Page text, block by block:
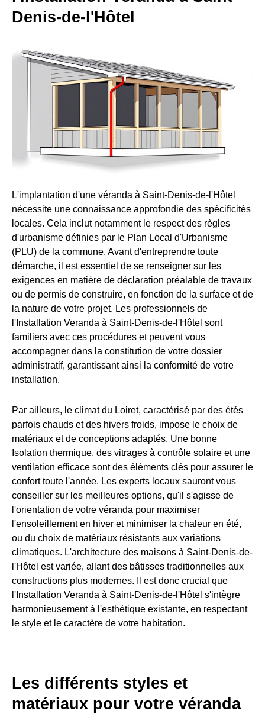
Denis-de-l'Hôtel
L'implantation d'une véranda à Saint-Denis-de-l'Hôtel
nécessite une connaissance approfondie des spécificités
locales. Cela inclut notamment le respect des règles
d'urbanisme définies par le Plan Local d'Urbanisme
(PLU) de la commune. Avant d'entreprendre toute
démarche, il est essentiel de se renseigner sur les
exigences en matière de déclaration préalable de travaux
ou de permis de construire, en fonction de la surface et de
la nature de votre projet. Les professionnels de
l'Installation Veranda à Saint-Denis-de-l'Hôtel sont
familiers avec ces procédures et peuvent vous
accompagner dans la constitution de votre dossier
administratif, garantissant ainsi la conformité de votre
installation.
Par ailleurs, le climat du Loiret, caractérisé par des étés
parfois chauds et des hivers froids, impose le choix de
matériaux et de conceptions adaptés. Une bonne
Isolation thermique, des vitrages à contrôle solaire et une
ventilation efficace sont des éléments clés pour assurer le
confort toute l'année. Les experts locaux sauront vous
conseiller sur les meilleures options, qu'il s'agisse de
l'orientation de votre véranda pour maximiser
l'ensoleillement en hiver et minimiser la chaleur en été,
ou du choix de matériaux résistants aux variations
climatiques. L'architecture des maisons à Saint-Denis-de-
l'Hôtel est variée, allant des bâtisses traditionnelles aux
constructions plus modernes. Il est donc crucial que
l'Installation Veranda à Saint-Denis-de-l'Hôtel s'intègre
harmonieusement à l'esthétique existante, en respectant
le style et le caractère de votre habitation.
Les différents styles et
matériaux pour votre véranda